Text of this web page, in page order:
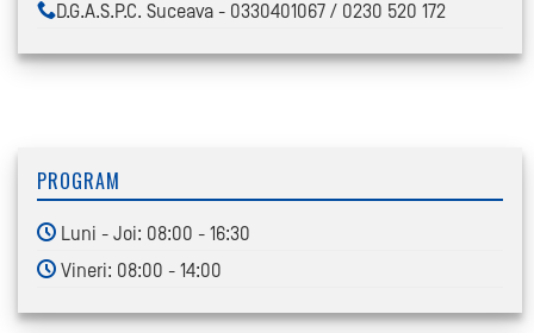
D.G.A.S.P.C. Suceava - 0330401067 / 0230 520 172
PROGRAM
Luni - Joi: 08:00 - 16:30
Vineri: 08:00 - 14:00